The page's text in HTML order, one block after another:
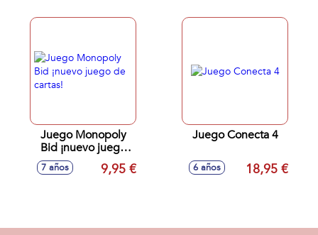
Juego Monopoly
Bid ¡nuevo juego
de cartas!
7 años 9,95 €
Juego Conecta 4
6 años 18,95 €